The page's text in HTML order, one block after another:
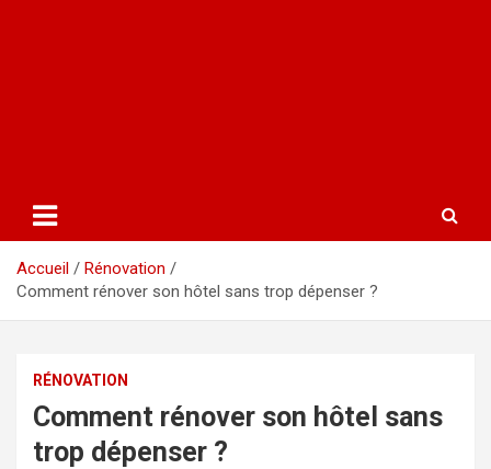
Accueil
Rénovation
Comment rénover son hôtel sans trop dépenser ?
RÉNOVATION
Comment rénover son hôtel sans
trop dépenser ?